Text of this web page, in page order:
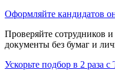
Оформляйте кандидатов
Проверяйте сотрудников
документы без бумаг и
Ускорьте подбор в 2 раза с